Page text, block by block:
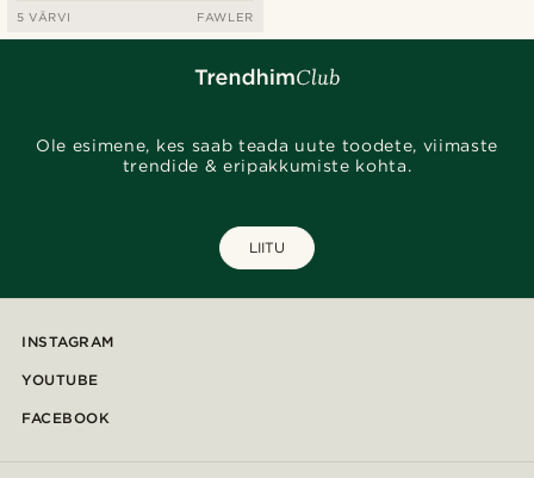
5 VÄRVI FAWLER
Ole esimene, kes saab teada uute toodete, viimaste
trendide & eripakkumiste kohta.
LIITU
INSTAGRAM
YOUTUBE
FACEBOOK